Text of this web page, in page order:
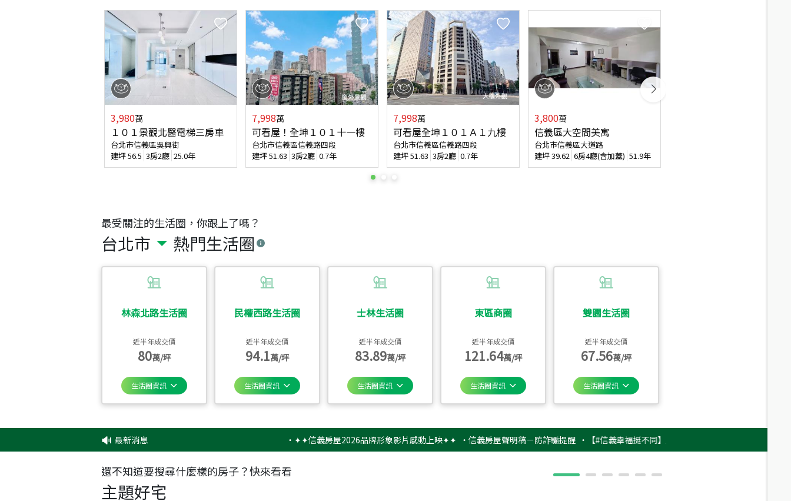
最受關注的生活圈，你跟上了嗎？
台北市 熱門生活圈
林森北路生活圈
近半年成交價
80萬/坪
生活圈資訊
民權西路生活圈
近半年成交價
94.1萬/坪
生活圈資訊
士林生活圈
近半年成交價
83.89萬/坪
生活圈資訊
東區商圈
近半年成交價
121.64萬/坪
生活圈資訊
雙園生活圈
近半年成交價
67.56萬/坪
生活圈資訊
3,980萬
１０１景觀北醫電梯三房車
台北市信義區吳興街
建坪56.5 3房2廳 25.0年
7,998萬
可看屋！全坤１０１十一樓
台北市信義區信義路四段
建坪51.63 3房2廳 0.7年
7,998萬
可看屋全坤１０１Ａ１九樓
台北市信義區信義路四段
建坪51.63 3房2廳 0.7年
3,800萬
信義區大空間美寓
台北市信義區大道路
建坪39.62 6房4廳(含加蓋) 51.9年
最新消息 ✦✦信義房屋2026品牌形象影片感動上映✦✦ ‧信義房屋聲明稿－防詐騙提醒 ‧【#信義幸福挺不同】用實力，讓升職免抽號碼牌！最新雇主品
還不知道要搜尋什麼樣的房子？快來看看
主題好宅